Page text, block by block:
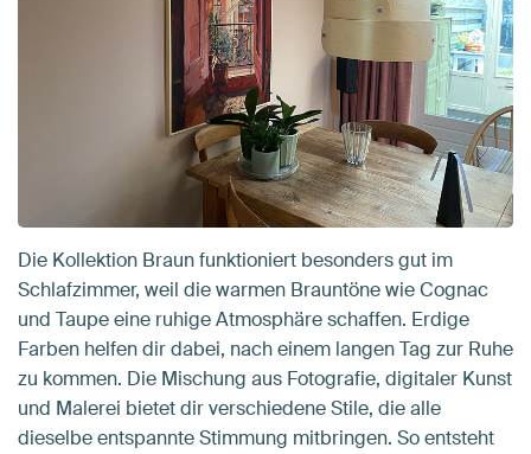
Die Kollektion Braun funktioniert besonders gut im
Schlafzimmer, weil die warmen Brauntöne wie Cognac
und Taupe eine ruhige Atmosphäre schaffen. Erdige
Farben helfen dir dabei, nach einem langen Tag zur Ruhe
zu kommen. Die Mischung aus Fotografie, digitaler Kunst
und Malerei bietet dir verschiedene Stile, die alle
dieselbe entspannte Stimmung mitbringen. So entsteht